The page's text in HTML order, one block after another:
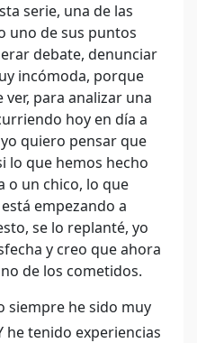
serie, una de las
uno de sus puntos
debate, denunciar
incómoda, porque
para analizar una
hoy en día a
quiero pensar que
lo que hemos hecho
o un chico, lo que
empezando a
se lo replanté, yo
y creo que ahora
de los cometidos.
siempre he sido muy
he tenido experiencias